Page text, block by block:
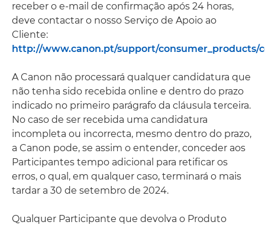
receber o e-mail de confirmação após 24 horas,
deve contactar o nosso Serviço de Apoio ao
Cliente:
http://www.canon.pt/support/consumer_products/
A Canon não processará qualquer candidatura que
não tenha sido recebida online e dentro do prazo
indicado no primeiro parágrafo da cláusula terceira.
No caso de ser recebida uma candidatura
incompleta ou incorrecta, mesmo dentro do prazo,
a Canon pode, se assim o entender, conceder aos
Participantes tempo adicional para retificar os
erros, o qual, em qualquer caso, terminará o mais
tardar a 30 de setembro de 2024.
Qualquer Participante que devolva o Produto